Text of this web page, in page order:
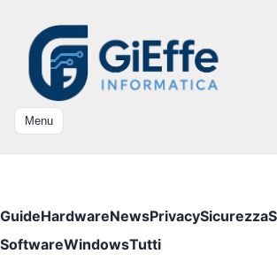
Menu
GuideHardwareNewsPrivacySicurezza
SoftwareWindowsTutti